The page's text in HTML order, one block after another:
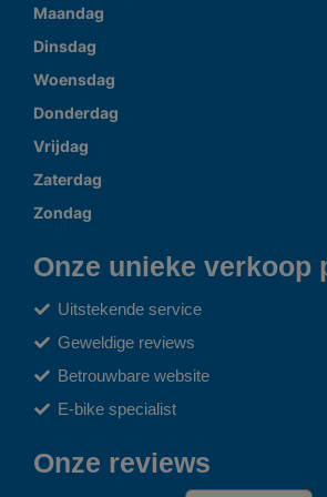
Maandag
Dinsdag
Woensdag
Donderdag
Vrijdag
Zaterdag
Zondag
Onze unieke verkoop
Uitstekende service
Geweldige reviews
Betrouwbare website
E-bike specialist
Onze reviews